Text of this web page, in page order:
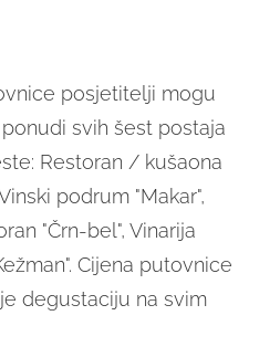
posjetitelji mogu
svih šest postaja
Restoran / kušaona
podrum "Makar",
"Črn-bel", Vinarija
Cijena putovnice
degustaciju na svim